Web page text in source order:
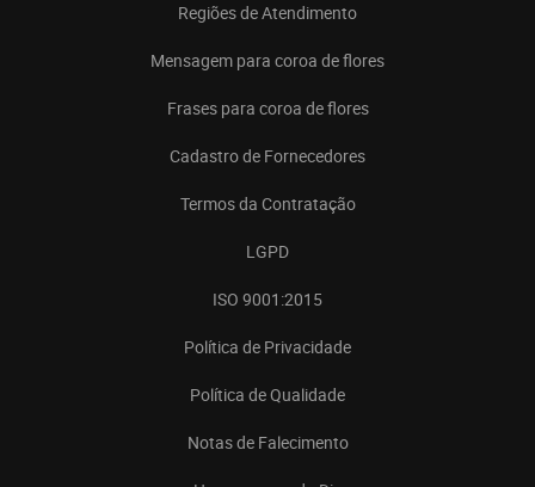
Regiões de Atendimento
Mensagem para coroa de flores
Frases para coroa de flores
Cadastro de Fornecedores
Termos da Contratação
LGPD
ISO 9001:2015
Política de Privacidade
Política de Qualidade
Notas de Falecimento